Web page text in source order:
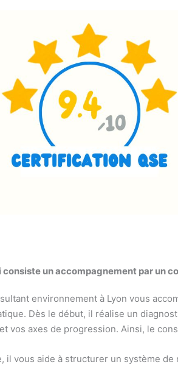
consiste un accompagnement par un
environnement à Lyon vous
Dès le début, il réalise un
vos axes de progression. Ainsi, le
il vous aide à structurer un système